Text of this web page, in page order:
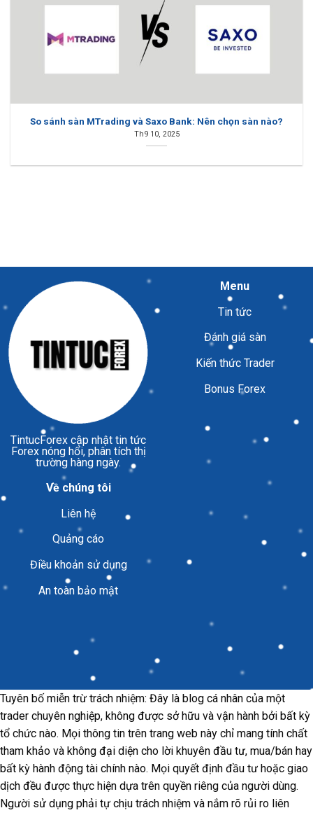
So sánh sàn MTrading và Saxo Bank: Nên chọn sàn nào?
Th9 10, 2025
TintucForex cập nhật tin tức
Forex nóng hổi, phân tích thị
trường hàng ngày.
Menu
Tin tức
Đánh giá sàn
Kiến thức Trader
Bonus Forex
Về chúng tôi
Liên hệ
Quảng cáo
Điều khoản sử dụng
An toàn bảo mật
Tuyên bố miễn trừ trách nhiệm: Đây là blog cá nhân của một
trader chuyên nghiệp, không được sở hữu và vận hành bởi bất kỳ
tổ chức nào. Mọi thông tin trên trang web này chỉ mang tính chất
tham khảo và không đại diện cho lời khuyên đầu tư, mua/bán hay
bất kỳ hành động tài chính nào. Mọi quyết định đầu tư hoặc giao
dịch đều được thực hiện dựa trên quyền riêng của người dùng.
Người sử dụng phải tự chịu trách nhiệm và nắm rõ rủi ro liên